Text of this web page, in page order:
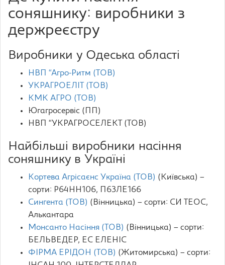
соняшнику: виробники з
держреєстру
Виробники у Одеська області
НВП “Агро-Ритм (ТОВ)
УКРАГРОЕЛІТ (ТОВ)
КМК АГРО (ТОВ)
Югагросервіс (ПП)
НВП “УКРАГРОСЕЛЕКТ (ТОВ)
Найбільші виробники насіння
соняшнику в Україні
Кортева Агрісаєнс Україна (ТОВ) (Київська) –
сорти: P64HH106, П63ЛЕ166
Сингента (ТОВ) (Вінницька) – сорти: CИ ТЕОС,
Алькантара
Монсанто Насіння (ТОВ) (Вінницька) – сорти:
БЕЛЬВЕДЕР, ЕС ЕЛЕНІС
ФІРМА ЕРІДОН (ТОВ) (Житомирська) – сорти: